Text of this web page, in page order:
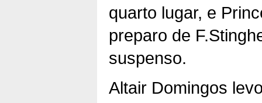
quarto lugar, e
preparo de
suspenso.
Altair Domingos